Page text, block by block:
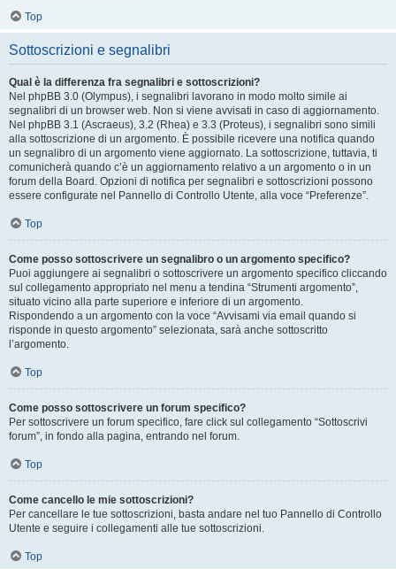
Top
Sottoscrizioni e segnalibri
Qual è la differenza fra segnalibri e sottoscrizioni?
Nel phpBB 3.0 (Olympus), i segnalibri lavorano in modo molto simile ai
segnalibri di un browser web. Non si viene avvisati in caso di aggiornamento.
Nel phpBB 3.1 (Ascraeus), 3.2 (Rhea) e 3.3 (Proteus), i segnalibri sono simili
alla sottoscrizione di un argomento. È possibile ricevere una notifica quando
un segnalibro di un argomento viene aggiornato. La sottoscrizione, tuttavia, ti
comunicherà quando c’è un aggiornamento relativo a un argomento o in un
forum della Board. Opzioni di notifica per segnalibri e sottoscrizioni possono
essere configurate nel Pannello di Controllo Utente, alla voce “Preferenze”.
Top
Come posso sottoscrivere un segnalibro o un argomento specifico?
Puoi aggiungere ai segnalibri o sottoscrivere un argomento specifico cliccando
sul collegamento appropriato nel menu a tendina “Strumenti argomento”,
situato vicino alla parte superiore e inferiore di un argomento.
Rispondendo a un argomento con la voce “Avvisami via email quando si
risponde in questo argomento” selezionata, sarà anche sottoscritto
l’argomento.
Top
Come posso sottoscrivere un forum specifico?
Per sottoscrivere un forum specifico, fare click sul collegamento “Sottoscrivi
forum”, in fondo alla pagina, entrando nel forum.
Top
Come cancello le mie sottoscrizioni?
Per cancellare le tue sottoscrizioni, basta andare nel tuo Pannello di Controllo
Utente e seguire i collegamenti alle tue sottoscrizioni.
Top